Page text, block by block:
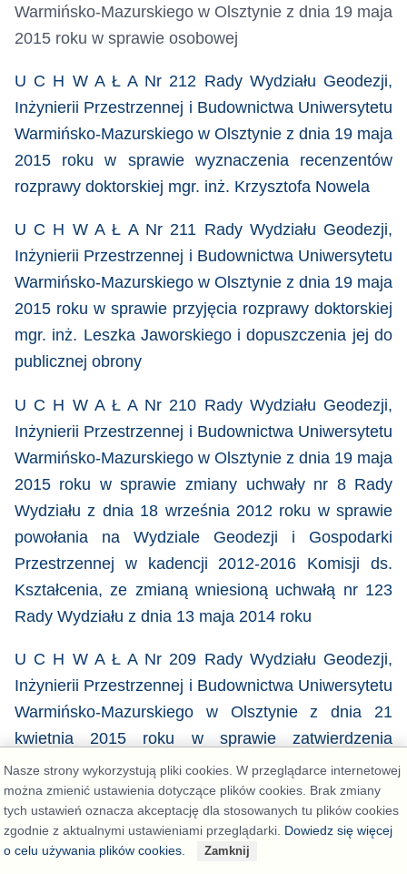
Warmińsko-Mazurskiego w Olsztynie z dnia 19 maja
2015 roku w sprawie osobowej
U C H W A Ł A Nr 212 Rady Wydziału Geodezji,
Inżynierii Przestrzennej i Budownictwa Uniwersytetu
Warmińsko-Mazurskiego w Olsztynie z dnia 19 maja
2015 roku
w sprawie wyznaczenia recenzentów
rozprawy doktorskiej mgr. inż. Krzysztofa Nowela
U C H W A Ł A Nr 211 Rady Wydziału Geodezji,
Inżynierii Przestrzennej i Budownictwa Uniwersytetu
Warmińsko-Mazurskiego w Olsztynie z dnia 19 maja
2015 roku w sprawie przyjęcia rozprawy doktorskiej
mgr. inż. Leszka Jaworskiego i dopuszczenia jej do
publicznej obrony
U C H W A Ł A Nr 210 Rady Wydziału Geodezji,
Inżynierii Przestrzennej i Budownictwa Uniwersytetu
Warmińsko-Mazurskiego w Olsztynie z dnia 19 maja
2015 roku w sprawie zmiany uchwały nr 8 Rady
Wydziału z dnia 18 września 2012 roku w sprawie
powołania na Wydziale Geodezji i Gospodarki
Przestrzennej w kadencji 2012-2016 Komisji ds.
Kształcenia, ze zmianą wniesioną uchwałą nr 123
Rady Wydziału z dnia 13 maja 2014 roku
U C H W A Ł A Nr 209 Rady Wydziału Geodezji,
Inżynierii Przestrzennej i Budownictwa Uniwersytetu
Warmińsko-Mazurskiego w Olsztynie z dnia 21
kwietnia 2015 roku
w sprawie
zatwierdzenia
programów kształcenia stacjonarnych i
niestacjonarnych studiów pierwszego stopnia 7-
semestralnych oraz studiów drugiego stopnia 3-
semestralnych na kierunku „budownictwo”
Nasze strony wykorzystują pliki cookies. W przeglądarce internetowej
można zmienić ustawienia dotyczące plików cookies. Brak zmiany
tych ustawień oznacza akceptację dla stosowanych tu plików cookies
zgodnie z aktualnymi ustawieniami przeglądarki. Dowiedz się więcej
o celu używania plików cookies.